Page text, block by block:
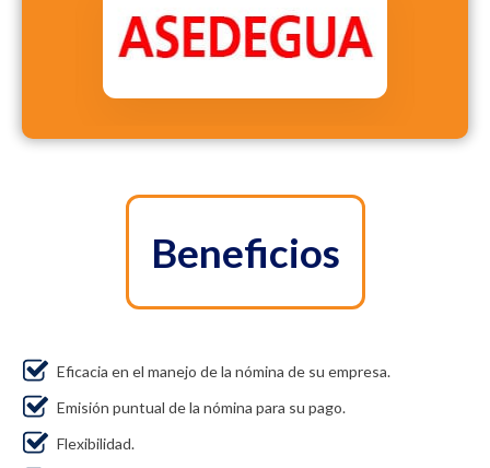
Beneficios
Eficacia en el manejo de la nómina de su empresa.
Emisión puntual de la nómina para su pago.
Flexibilidad.